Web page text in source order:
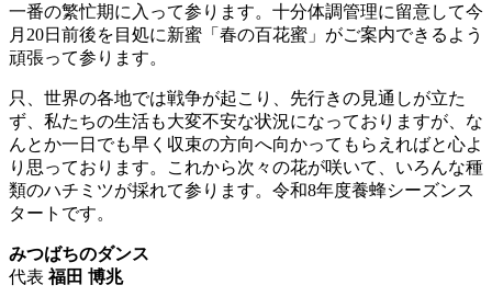
一番の繁忙期に入って参ります。十分体調管理に留意して今
月20日前後を目処に新蜜「春の百花蜜」がご案内できるよう
頑張って参ります。
只、世界の各地では戦争が起こり、先行きの見通しが立た
ず、私たちの生活も大変不安な状況になっておりますが、な
んとか一日でも早く収束の方向へ向かってもらえればと心よ
り思っております。これから次々の花が咲いて、いろんな種
類のハチミツが採れて参ります。令和8年度養蜂シーズンス
タートです。
みつばちのダンス
代表福田 博兆